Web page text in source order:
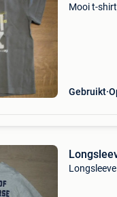
Mooi t-
Gebruikt